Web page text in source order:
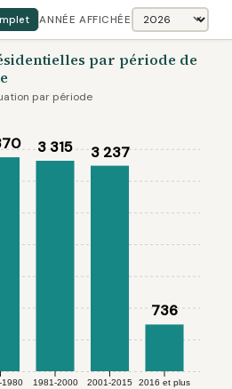
ANNÉE AFFICHÉE
par période de
par période
1980 1981-2000 2001-2015 2016 et plus
3 315 3 237
736